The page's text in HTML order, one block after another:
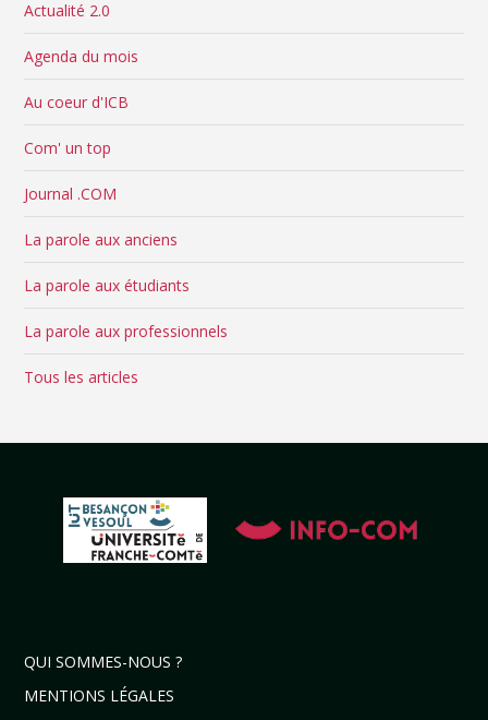
Actualité 2.0
Agenda du mois
Au coeur d'ICB
Com' un top
Journal .COM
La parole aux anciens
La parole aux étudiants
La parole aux professionnels
Tous les articles
QUI SOMMES-NOUS ?
MENTIONS LÉGALES